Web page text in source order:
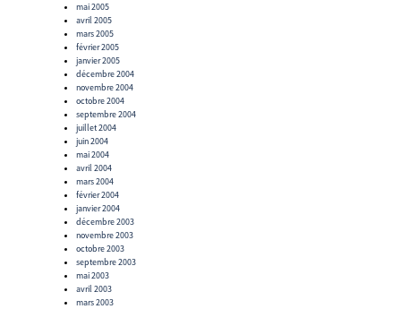
mai 2005
avril 2005
mars 2005
février 2005
janvier 2005
décembre 2004
novembre 2004
octobre 2004
septembre 2004
juillet 2004
juin 2004
mai 2004
avril 2004
mars 2004
février 2004
janvier 2004
décembre 2003
novembre 2003
octobre 2003
septembre 2003
mai 2003
avril 2003
mars 2003